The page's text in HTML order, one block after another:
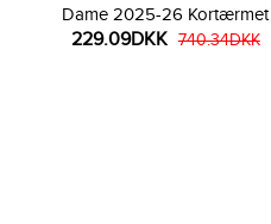
Dame 2025-26 Kortærmet
229.09DKK 740.34DKK